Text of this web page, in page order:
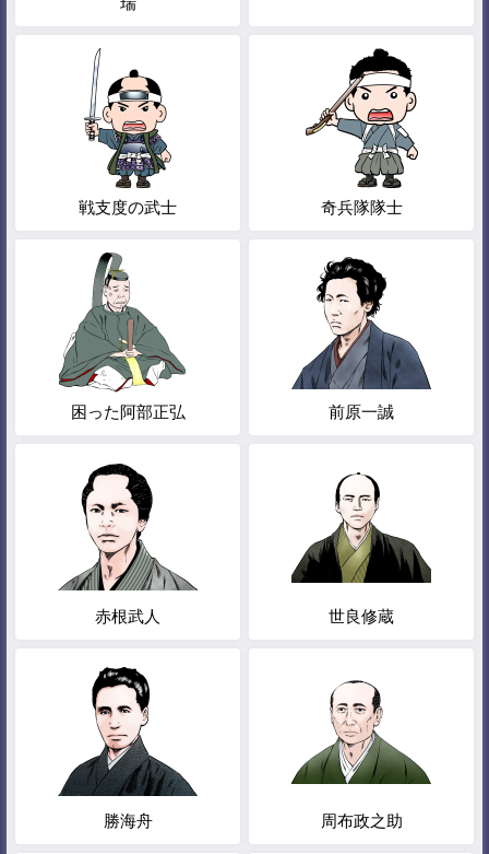
戦支度の武士 奇兵隊隊士
困った阿部正弘 前原一誠
赤根武人 世良修蔵
勝海舟 周布政之助